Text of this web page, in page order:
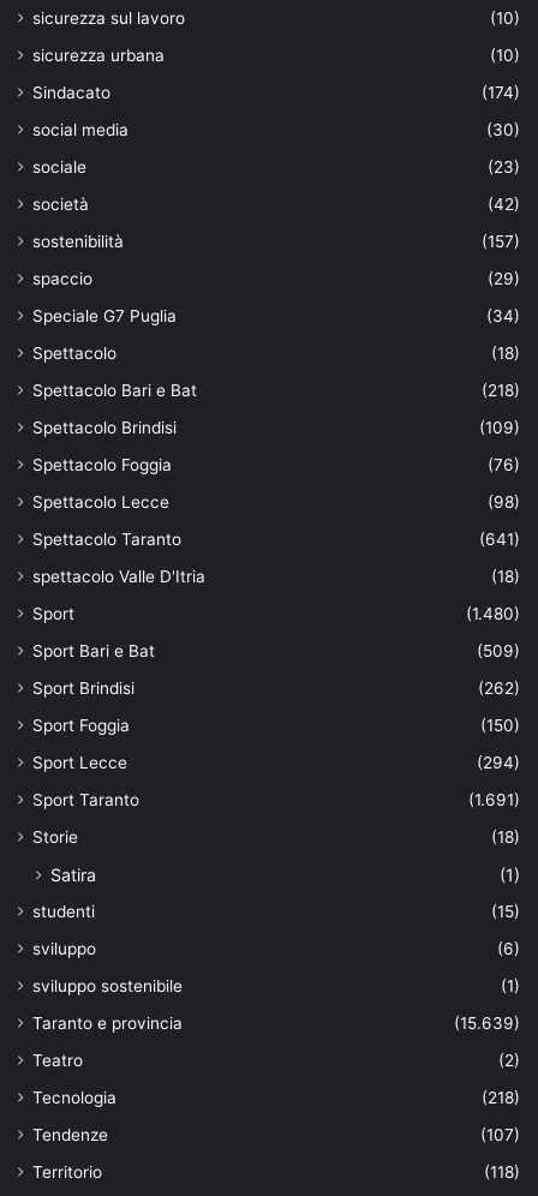
sicurezza sul lavoro
(10)
sicurezza urbana
(10)
Sindacato
(174)
social media
(30)
sociale
(23)
società
(42)
sostenibilità
(157)
spaccio
(29)
Speciale G7 Puglia
(34)
Spettacolo
(18)
Spettacolo Bari e Bat
(218)
Spettacolo Brindisi
(109)
Spettacolo Foggia
(76)
Spettacolo Lecce
(98)
Spettacolo Taranto
(641)
spettacolo Valle D'Itria
(18)
Sport
(1.480)
Sport Bari e Bat
(509)
Sport Brindisi
(262)
Sport Foggia
(150)
Sport Lecce
(294)
Sport Taranto
(1.691)
Storie
(18)
Satira (1)
studenti
(15)
sviluppo
(6)
sviluppo sostenibile
(1)
Taranto e provincia
(15.639)
Teatro
(2)
Tecnologia
(218)
Tendenze
(107)
Territorio
(118)